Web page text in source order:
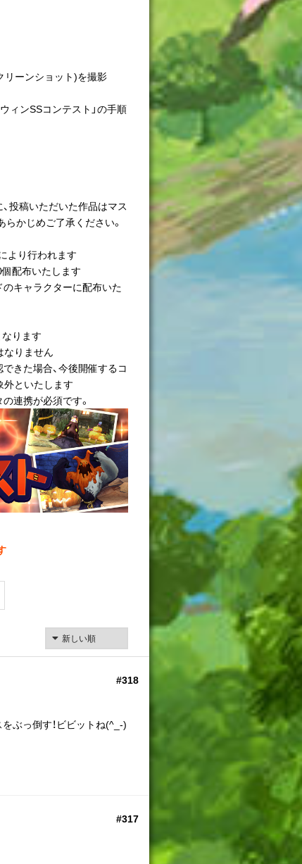
ーンショット)を撮影
ィンSSコンテスト」の手順
投稿いただいた作品はマス
かじめご了承ください。
より行われます
配布いたします
キャラクターに配布いた
ります
なりません
きた場合、今後開催するコ
外といたします
連携が必須です。
#318
ぶっ倒す！ビビットね(^_-)
#317